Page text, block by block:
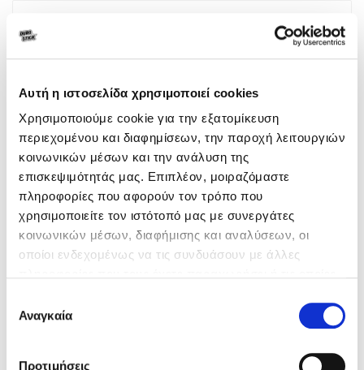
Αυτή η ιστοσελίδα χρησιμοποιεί cookies
Χρησιμοποιούμε cookie για την εξατομίκευση
περιεχομένου και διαφημίσεων, την παροχή λειτουργιών
κοινωνικών μέσων και την ανάλυση της
επισκεψιμότητάς μας. Επιπλέον, μοιραζόμαστε
πληροφορίες που αφορούν τον τρόπο που
χρησιμοποιείτε τον ιστότοπό μας με συνεργάτες
κοινωνικών μέσων, διαφήμισης και αναλύσεων, οι
οποίοι ενδεχομένως να τις συνδυάσουν με άλλες
των υπηρεσιών τους.
συγκατάθεσης
Αναγκαία
Προτιμήσεις
SIA "KRASU CENTRS"
Τηλ.:0037125724140
STOJKU AS. SHPETIM
2ο ΧΛΜ. ΠΤΟΛΕΜΑΙΔΑΣ-ΓΑΛΑΤΕΙΑΣ, ΠΤΟΛΕΜΑΙΔΑ
ΚΟΖΑΝΗ, 50200
Τηλ.:2463506188
THE COLORLAND E.E.